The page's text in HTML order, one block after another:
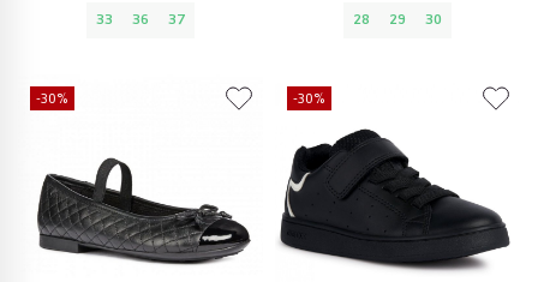
33 36 37 28 29 30
-30% -30%